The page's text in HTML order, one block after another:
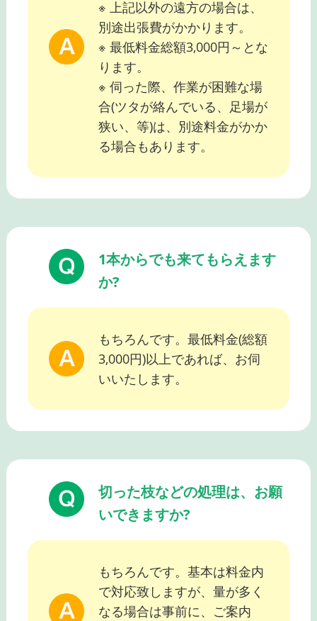
※ 上記以外の遠方の場合は、
別途出張費がかかります。
※ 最低料金総額3,000円～とな
ります。
※ 伺った際、作業が困難な場
合(ツタが絡んでいる、足場が
狭い、等)は、別途料金がかか
る場合もあります。
1本からでも来てもらえます
か?
もちろんです。最低料金(総額
3,000円)以上であれば、お伺
いいたします。
切った枝などの処理は、お願
いできますか?
もちろんです。基本は料金内
で対応致しますが、量が多く
なる場合は事前に、ご案内